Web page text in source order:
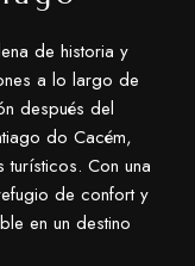
de historia y
a lo largo de
después del
do Cacém,
Con una
de confort y
en un destino